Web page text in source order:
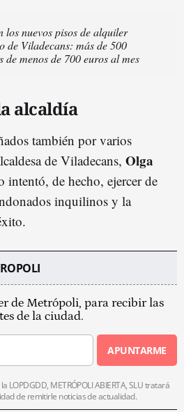
los nuevos pisos de alquiler
de Viladecans: más de 500
de menos de 700 euros al mes
alcaldía
también por varios
de Viladecans, Olga
intentó, de hecho, ejercer de
inquilinos y la
de Metrópoli, para recibir las
de la ciudad.
APUNTARME
LOPDGDD, METRÓPOLI ABIERTA, SLU tratará
de remitirle noticias de actualidad.